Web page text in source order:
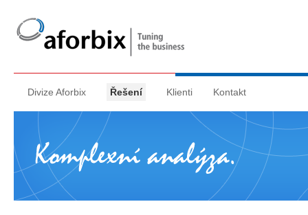
Divize Aforbix Řešení Klienti Kontakt